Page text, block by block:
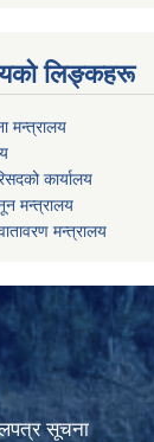
लिङ्कहरू
मन्त्रालय
कार्यालय
मन्त्रालय
मन्त्रालय
सूचना